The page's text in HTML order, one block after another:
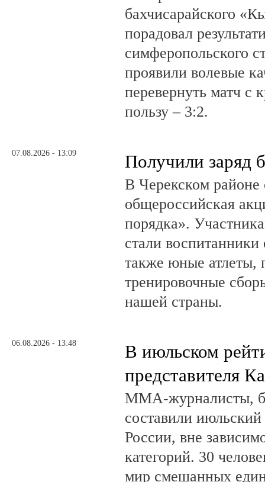
бахчисарайского
порадовал
симферопольского
проявили волевые
перевернуть матч с
пользу – 3:2.
07.08.2026 - 13:09 Получили заряд
В Черекском районе
общероссийская
порядка».
стали
также юные атлеты,
тренировочные
нашей страны.
06.08.2026 - 13:48
В июльском
представителя
ММА-журналисты,
составили
России, вне
категорий. 30
мир смешанных